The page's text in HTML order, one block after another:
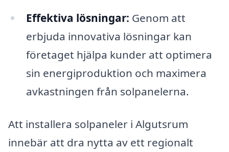
Effektiva lösningar: Genom att
erbjuda innovativa lösningar kan
företaget hjälpa kunder att optimera
sin energiproduktion och maximera
avkastningen från solpanelerna.
Att installera solpaneler i Algutsrum
innebär att dra nytta av ett regionalt